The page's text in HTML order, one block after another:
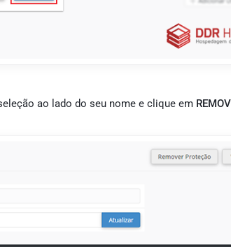
ao lado do seu nome e clique em